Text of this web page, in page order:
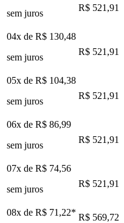
sem juros
R$ 521,91
04x de R$ 130,48
sem juros
R$ 521,91
05x de R$ 104,38
sem juros
R$ 521,91
06x de R$ 86,99
sem juros
R$ 521,91
07x de R$ 74,56
sem juros
R$ 521,91
08x de R$ 71,22* R$ 569,72